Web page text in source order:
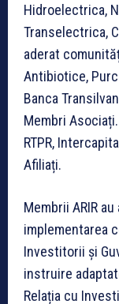
Hidroelectrica,
Transelectrica,
aderat
Antibiotice,
Banca
Membri
RTPR,
Afiliați.
Membrii ARIR
implementarea
Investitorii și
instruire
Relația cu